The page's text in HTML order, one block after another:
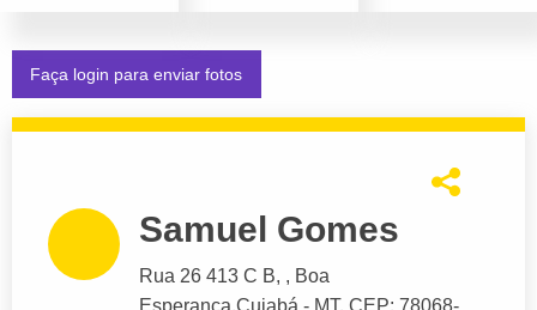
Faça login para enviar fotos
Samuel Gomes
Rua 26 413 C B, , Boa